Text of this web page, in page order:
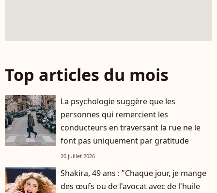
Top articles du mois
La psychologie suggère que les
personnes qui remercient les
conducteurs en traversant la rue ne le
font pas uniquement par gratitude
20 juillet 2026
Shakira, 49 ans : "Chaque jour, je mange
des œufs ou de l'avocat avec de l'huile